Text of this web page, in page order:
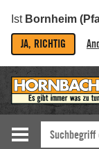
Ist Bornheim
JA, RICHTIG